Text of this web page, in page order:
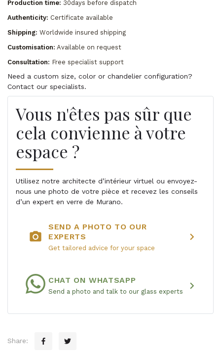
Production time: 30days before dispatch
Authenticity: Certificate available
Shipping: Worldwide insured shipping
Customisation: Available on request
Consultation: Free specialist support
Need a custom size, color or chandelier configuration?
Contact our specialists.
Vous n'êtes pas sûr que
cela convienne à votre
espace ?
Utilisez notre architecte d’intérieur virtuel ou envoyez-
nous une photo de votre pièce et recevez les conseils
d’un expert en verre de Murano.
photo_camera
SEND A PHOTO TO OUR
EXPERTS
Get tailored advice for your space
chevron_right
CHAT ON WHATSAPP
Send a photo and talk to our glass experts chevron_right
Share: